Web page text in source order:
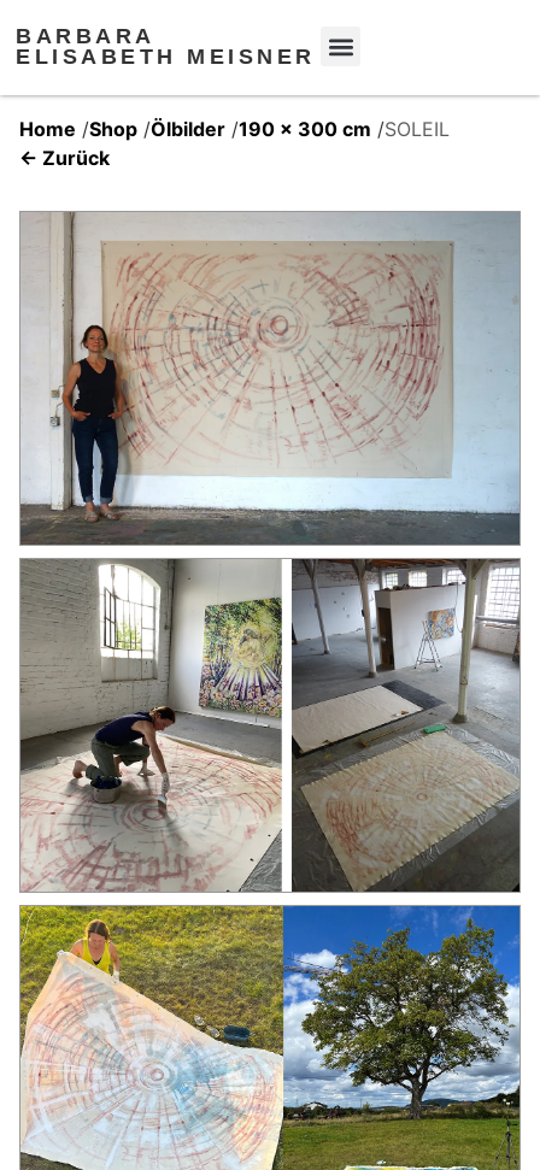
BARBARA
ELISABETH MEISNER
Home /Shop /Ölbilder /190 x 300 cm /SOLEIL
← Zurück